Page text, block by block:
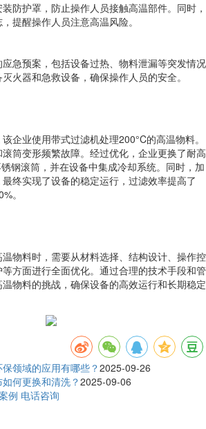
防护罩，防止操作人员接触高温部件。同时，
提醒操作人员注意高温风险。
急预案，包括设备过热、物料泄漏等突发情况
火器和急救设备，确保操作人员的安全。
企业使用带式过滤机处理200°C的高温物料。
筒变形频繁故障。经过优化，企业更换了耐高
钢滚筒，并在设备中集成冷却系统。同时，加
终实现了设备的稳定运行，过滤效率提高了
。
物料时，需要从材料选择、结构设计、操作控
方面进行全面优化。通过合理的技术手段和管
物料的挑战，确保设备的高效运行和长期稳定
领域的应用有哪些？2025-09-26
何更换和清洗？2025-09-06
例 电话咨询